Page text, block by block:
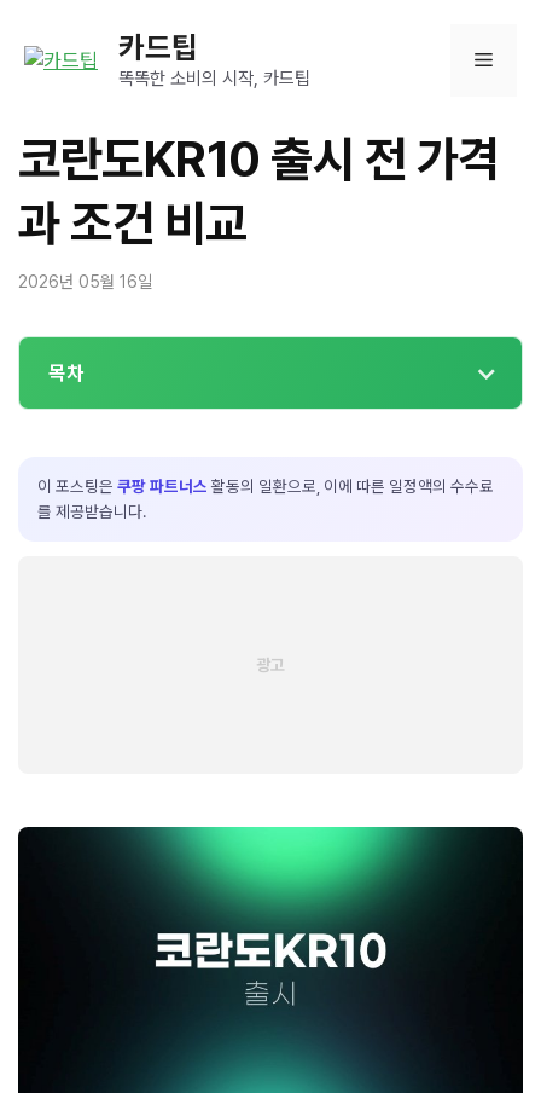
카드팁
똑똑한 소비의 시작, 카드팁
메
뉴
코란도KR10 출시 전 가격
과 조건 비교
2026년 05월 16일
목차
이 포스팅은 쿠팡 파트너스 활동의 일환으로, 이에 따른 일정액의 수수료
를 제공받습니다.